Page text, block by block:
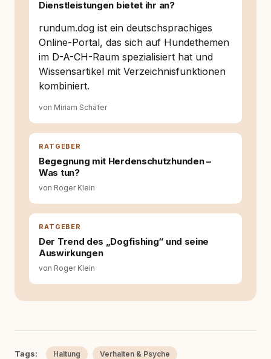
Hundehalter:innen in Deutschland, Österreich
und der Schweiz. Meine Überzeugung:
Tierschutz beginnt mit Wissen. Wer seinen
Hund versteht, trifft bessere Entscheidungen –
für ein Zusammenleben, das beiden guttut.
Dienstleistungen bietet ihr an?
rundum.dog ist ein deutschsprachiges
Online-Portal, das sich auf Hundethemen
im D-A-CH-Raum spezialisiert hat und
Wissensartikel mit Verzeichnisfunktionen
kombiniert.
von Miriam Schäfer
RATGEBER
Begegnung mit Herdenschutzhunden –
Was tun?
von Roger Klein
RATGEBER
Der Trend des „Dogfishing“ und seine
Auswirkungen
von Roger Klein
Tags: Haltung Verhalten & Psyche